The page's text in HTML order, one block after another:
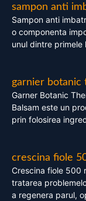
sampon anti
Sampon anti
o componenta
unul dintre
garnier botanic
Garner Botanic
Balsam este un
prin folosirea
crescina fiole
Crescina fiole 500
tratarea
a regenera parul,